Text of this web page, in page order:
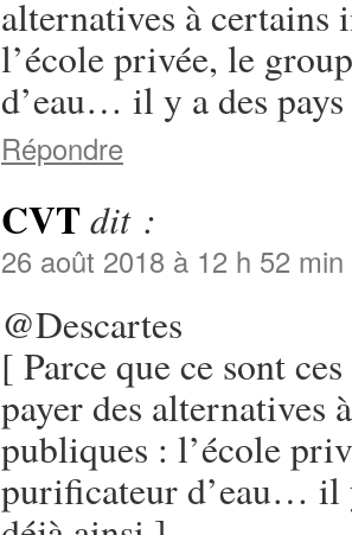
alternatives à
l’école privée, le
d’eau… il y a des
Répondre
CVTdit :
26 août 2018 à 12 h 52 min
@Descartes
[ Parce que ce sont
payer des alternatives
publiques : l’école
purificateur d’eau… il